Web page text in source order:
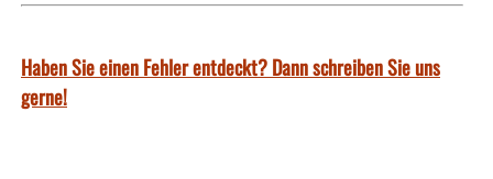
Haben Sie einen Fehler entdeckt? Dann schreiben Sie uns
gerne!